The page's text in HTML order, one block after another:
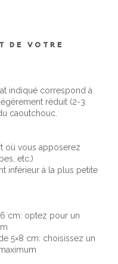
DE VOTRE
indiqué correspond à
réduit (2-3
caoutchouc.
où vous apposerez
etc.)
inférieur à la plus petite
cm: optez pour un
5×8 cm: choisissez un